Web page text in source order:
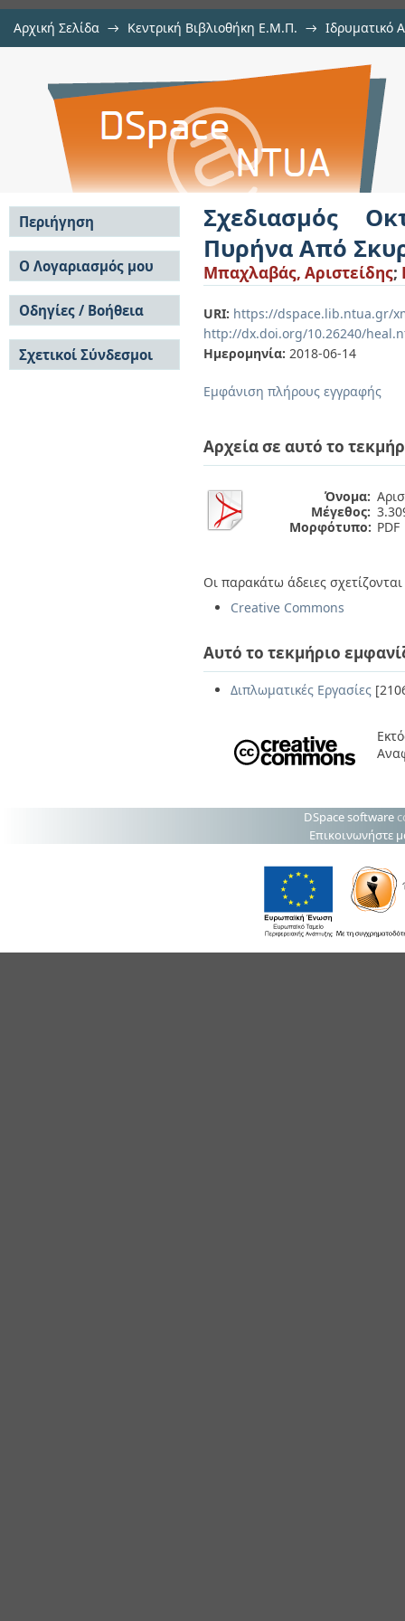
Αρχική Σελίδα → Κεντρική Βιβλιοθήκη Ε.Μ.Π. → Ιδρυματικό
Σχεδιασμός Οκταώροφου
Σχεδιασμός
Πυρήνα Από
Μπαχλαβάς, Αριστείδης;
URI: https://dspace.lib.ntua.gr/
http://dx.doi.org/10.26240/
Ημερομηνία: 2018-06-14
Εμφάνιση πλήρους εγγραφής
Αρχεία σε αυτό το
Όνομα:
Μέγεθος:
Μορφότυπο: PDF
Οι παρακάτω άδειες
Creative Commons
Αυτό το τεκμήριο
Διπλωματικές Εργασίες
Περιήγηση
Σε όλο το DSpace
Κοινότητες & Συλλογές
Ανά Ημερομηνία
Έκδοσης
Συγγραφείς
Τίτλοι
Θέματα
Ο Λογαριασμός μου
Σύνδεση
Εγγραφή
Οδηγίες / Βοήθεια
Οδηγίες Υποβολής
Οδηγίες Χρήσης ΙΑ
Συχνές Ερωτήσεις
Σχετικοί Σύνδεσμοι
DSpace software
Επικοινωνήστε